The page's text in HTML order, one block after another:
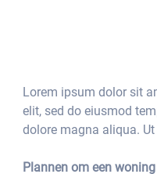
Lorem ipsum dolor sit
elit, sed do eiusmod
dolore magna aliqua.
Plannen om een